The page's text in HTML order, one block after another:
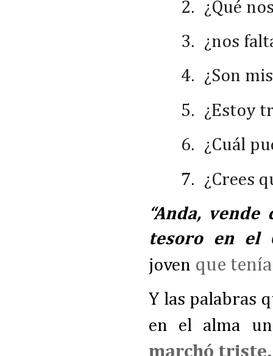
2. ¿Qué
3. ¿nos
4. ¿Son
5. ¿Estoy
6. ¿Cuál
7. ¿Crees
“Anda,
tesoro en el
joven que
Y las palabras
en el alma